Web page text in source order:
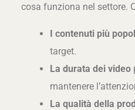
cosa funziona nel settore.
I contenuti più
target.
La durata dei video
mantenere
La qualità della